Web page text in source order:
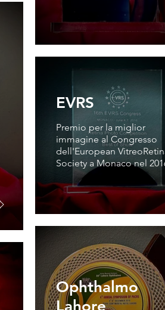
EVRS
Premio per la miglior
immagine al Congresso
dell'European
Society a Monaco nel
Ophthalmo
Lahore